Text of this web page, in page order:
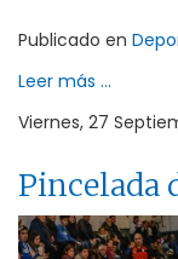
Publicado en
Leer más ...
Viernes, 27
Pincelada